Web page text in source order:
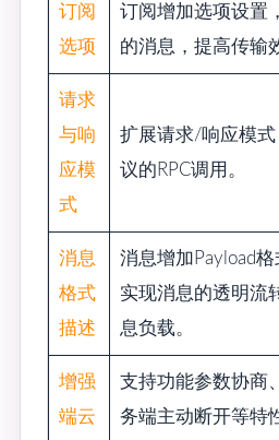
订阅
选项
订阅增加选项设置
的消息，提高传输
请求
与响
应模
式
扩展请求/响应模
议的RPC调用。
消息
格式
描述
消息增加Payload
实现消息的透明流
息负载。
增强
端云
支持功能参数协商
务端主动断开等特